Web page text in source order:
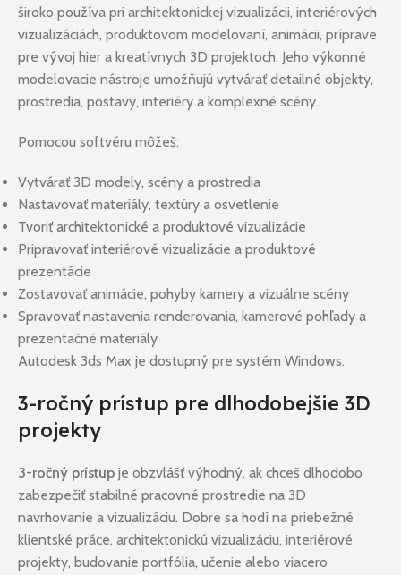
široko používa pri architektonickej vizualizácii, interiérových
vizualizáciách, produktovom modelovaní, animácii, príprave
pre vývoj hier a kreatívnych 3D projektoch. Jeho výkonné
modelovacie nástroje umožňujú vytvárať detailné objekty,
prostredia, postavy, interiéry a komplexné scény.
Pomocou softvéru môžeš:
Vytvárať 3D modely, scény a prostredia
Nastavovať materiály, textúry a osvetlenie
Tvoriť architektonické a produktové vizualizácie
Pripravovať interiérové vizualizácie a produktové
prezentácie
Zostavovať animácie, pohyby kamery a vizuálne scény
Spravovať nastavenia renderovania, kamerové pohľady a
prezentačné materiály
Autodesk 3ds Max je dostupný pre systém Windows.
3-ročný prístup pre dlhodobejšie 3D
projekty
3-ročný prístup je obzvlášť výhodný, ak chceš dlhodobo
zabezpečiť stabilné pracovné prostredie na 3D
navrhovanie a vizualizáciu. Dobre sa hodí na priebežné
klientské práce, architektonickú vizualizáciu, interiérové
projekty, budovanie portfólia, učenie alebo viacero